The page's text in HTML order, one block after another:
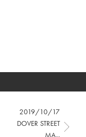
2019/10/17
DOVER STREET
MA...